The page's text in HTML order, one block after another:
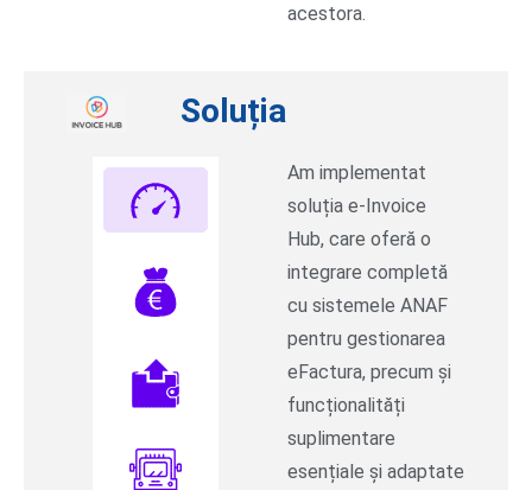
acestora.
Soluția
Am implementat
soluția e-Invoice
Hub, care oferă o
integrare completă
cu sistemele ANAF
pentru gestionarea
eFactura, precum și
funcționalități
suplimentare
esențiale și adaptate